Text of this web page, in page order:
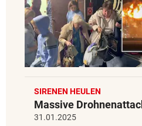
SIRENEN HEULEN
Massive
31.01.2025